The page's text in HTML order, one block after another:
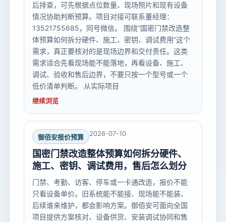
后排查，可先根据点位数量、现场照片和现有设备
情况协助判断预算。项目对接可联系董经理：
13521755685，同号微信。 围绕“国密门禁改造整
体预算如何拆分硬件、施工、密钥、调试费用”这个
需求，真正要核对的是现场边界和交付责任。这类
需求适合先看现场能不能落地，再看设备、施工、
调试、验收和售后边界，不要只按一个型号或一个
低价清单判断。 从实际项目
继续浏览
御佰安报价预算 2026-07-10
国密门禁改造整体预算如何拆分硬件、
施工、密钥、调试费用，售后怎么划分
门禁、考勤、访客、停车或一卡通改造，报价不能
只看设备单价。旧系统能不能接、现场能不能装、
后续谁来维护，都会影响方案。御佰安可面向全国
项目提供方案核对、设备供货、安装调试协同和售